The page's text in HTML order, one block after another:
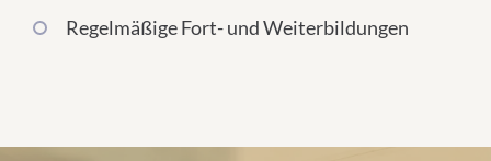
Regelmäßige Fort- und Weiterbildungen